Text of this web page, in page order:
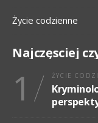
Życie codzienne
Najczęsciej
1 ŻYCIE